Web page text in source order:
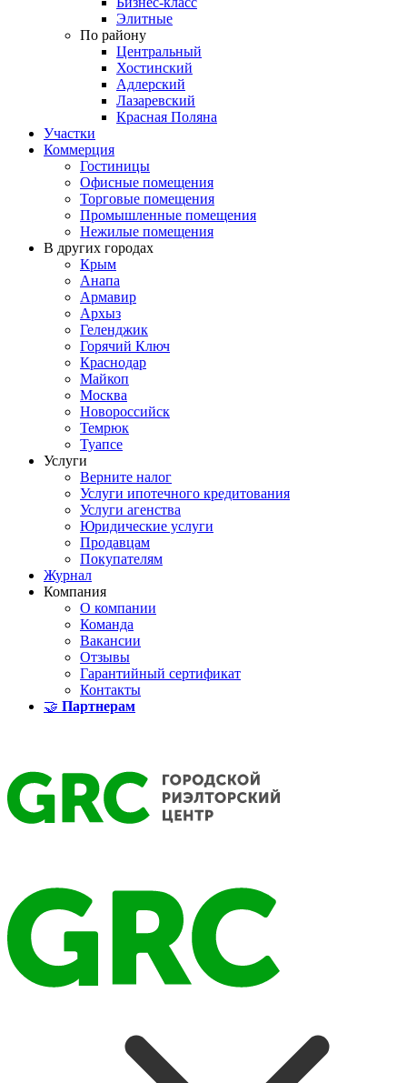
Элитные
По району
Центральный
Хостинский
Адлерский
Лазаревский
Красная Поляна
Участки
Коммерция
Гостиницы
Офисные помещения
Торговые помещения
Промышленные помещения
Нежилые помещения
В других городах
Крым
Анапа
Армавир
Архыз
Геленджик
Горячий Ключ
Краснодар
Майкоп
Москва
Новороссийск
Темрюк
Туапсе
Услуги
Верните налог
Услуги ипотечного кредитования
Услуги агенства
Юридические услуги
Продавцам
Покупателям
Журнал
Компания
О компании
Команда
Вакансии
Отзывы
Гарантийный сертификат
Контакты
🤝 Партнерам